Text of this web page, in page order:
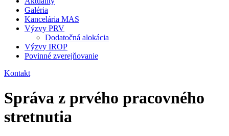
Galéria
Kancelária MAS
Výzvy PRV
Dodatočná alokácia
Výzvy IROP
Povinné zverejňovanie
Kontakt
Správa z prvého pracovného
stretnutia